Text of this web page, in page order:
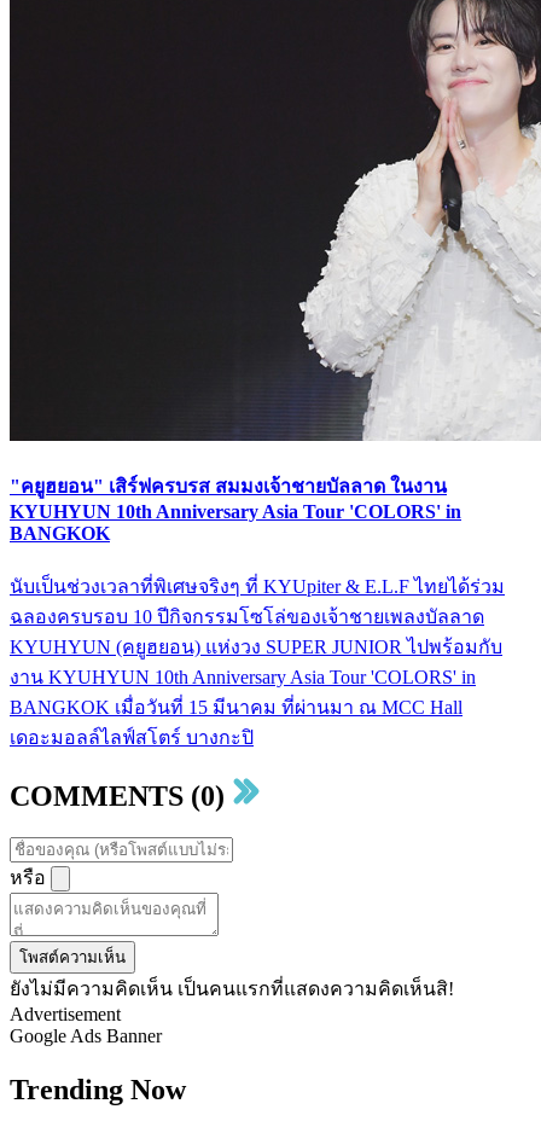
"คยูฮยอน" เสิร์ฟ​ครบรส สมมงเจ้าชายบัลลาด ในงาน
KYUHYUN 10th Anniversary Asia Tour 'COLORS' in
BANGKOK
นับเป็นช่วงเวลาที่พิเศษจริงๆ ที่ KYUpiter & E.L.F ไทยได้ร่วม
ฉลองครบรอบ 10 ปีกิจกรรมโซโล่ของเจ้าชายเพลงบัลลาด
KYUHYUN (คยูฮยอน) แห่งวง SUPER JUNIOR ไปพร้อมกับ
งาน KYUHYUN 10th Anniversary Asia Tour 'COLORS' in
BANGKOK เมื่อวันที่ 15 มีนาคม ที่ผ่านมา ณ MCC Hall
เดอะมอลล์ไลฟ์สโตร์ บางกะปิ
COMMENTS (0)
หรือ
โพสต์ความเห็น
ยังไม่มีความคิดเห็น เป็นคนแรกที่แสดงความคิดเห็นสิ!
Advertisement
Google Ads Banner
Trending Now